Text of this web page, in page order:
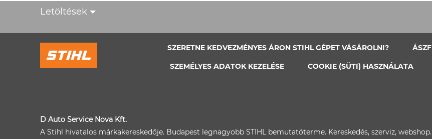
Letöltések
SZERETNE KEDVEZMÉNYES ÁRON STIHL GÉPET VÁSÁROLNI? ÁSZF
SZEMÉLYES ADATOK KEZELÉSE COOKIE (SÜTI) HASZNÁLATA
D Auto Service Nova Kft.
A Stihl hivatalos márkakereskedője. Budapest legnagyobb STIHL bemutatóterme. Kereskedés, szerviz, webshop.